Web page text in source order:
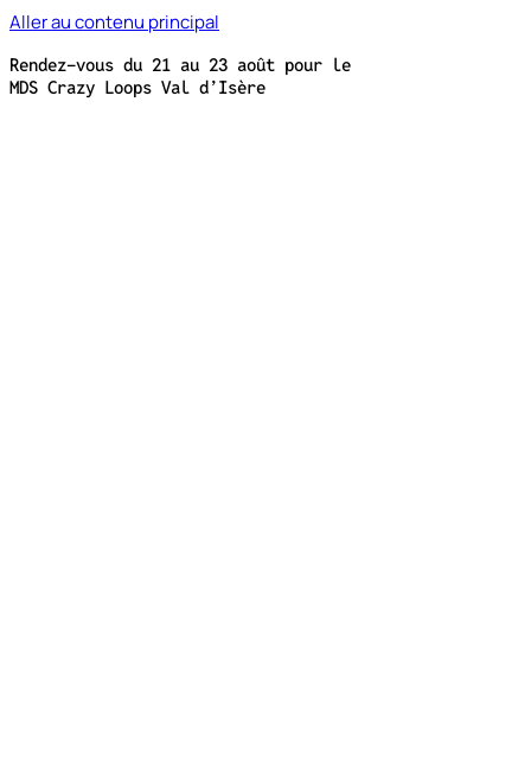
Aller au contenu principal
Rendez-vous du 21 au 23 août pour le
MDS Crazy Loops Val d’Isère